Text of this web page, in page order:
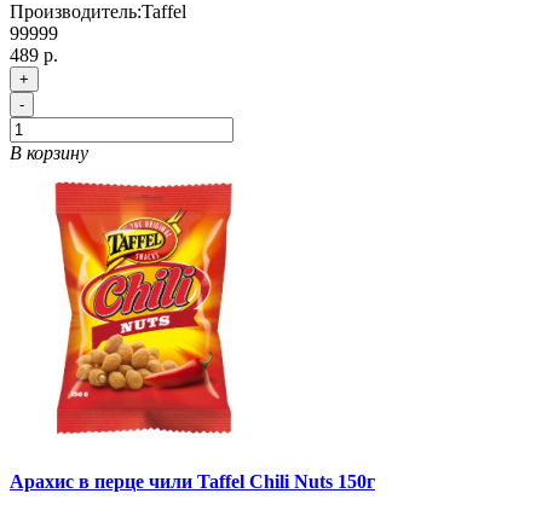
Производитель:Taffel
99999
489 р.
+
-
В корзину
Арахис в перце чили Taffel Chili Nuts 150г